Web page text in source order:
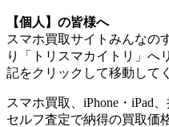
【個人】の皆様へ
スマホ買取サイトみんなの
り「トリスマカイトリ」へ
記をクリックして移動して
スマホ買取、iPhone・iPad
セルフ査定で納得の買取価